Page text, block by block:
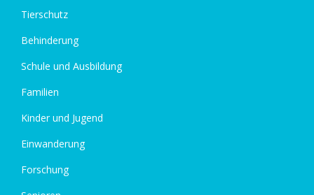
Tierschutz
Behinderung
Schule und Ausbildung
Familien
Kinder und Jugend
Einwanderung
Forschung